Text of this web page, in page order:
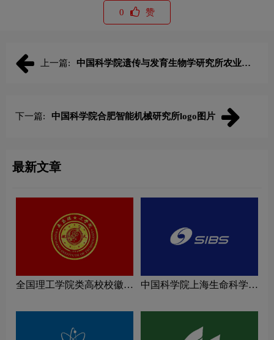
0 赞
上一篇:
中国科学院遗传与发育生物学研究所农业资
下一篇: 中国科学院合肥智能机械研究所logo图片
最新文章
全国理工学院类高校校徽设
中国科学院上海生命科学研